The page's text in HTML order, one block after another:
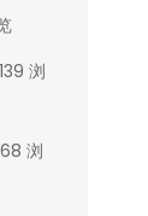
浏
浏